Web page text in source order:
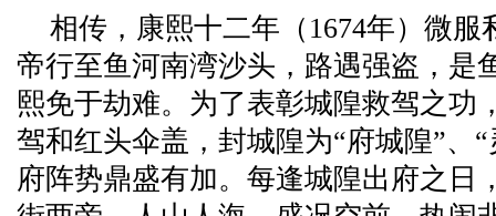
相传，康熙十二年（1674年）微
帝行至鱼河南湾沙头，路遇强盗，是
熙免于劫难。为了表彰城隍救驾之功
驾和红头伞盖，封城隍为“府城隍”、
府阵势鼎盛有加。每逢城隍出府之日